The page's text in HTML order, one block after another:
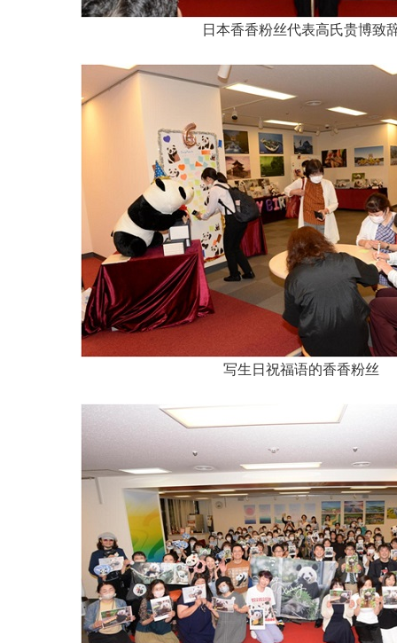
日本香香粉丝代表高氏贵博致
写生日祝福语的香香粉丝